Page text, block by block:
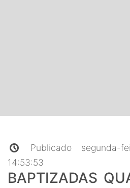
Publicado segunda-
14:53:53
BAPTIZADAS